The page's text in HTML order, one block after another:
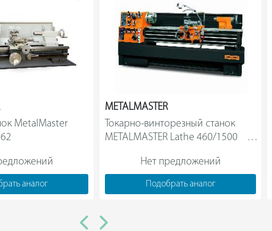
MetalMaster
аналог
METALMASTER
Токарно-винторезный станок
METALMASTER Lathe 460/1500
Нет предложений
Подобрать аналог